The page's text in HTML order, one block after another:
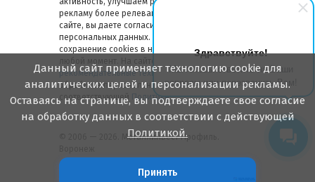
Здравствуйте!
Мы готовы ответить на Ваши
вопросы или перезвонить Вам!
рекламу более релевантной. Оставаясь на
сайте, вы даете согласие на обработку ваших
персональных данных. Вы можете отключить
сохранение cookies в настройках браузера в
любой момент. На сайте также применяются
рекомендательные технологии. Подробнее об
обработке персональных данных — в
соответствующей
Политике.
© 2006 — 2026. Металлинвест Профиль.
Данный сайт применяет технологию cookie для
аналитических целей и персонализации рекламы.
Оставаясь на странице, вы подтверждаете свое согласие
на обработку данных в соответствии с действующей
Политикой.
Принять